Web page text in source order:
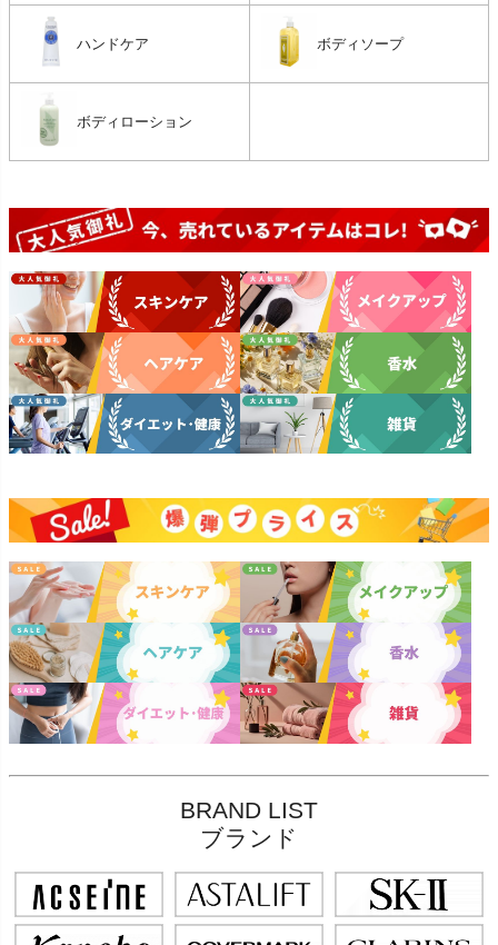
ハンドケア ボディソープ
ボディローション
BRAND LIST
ブランド